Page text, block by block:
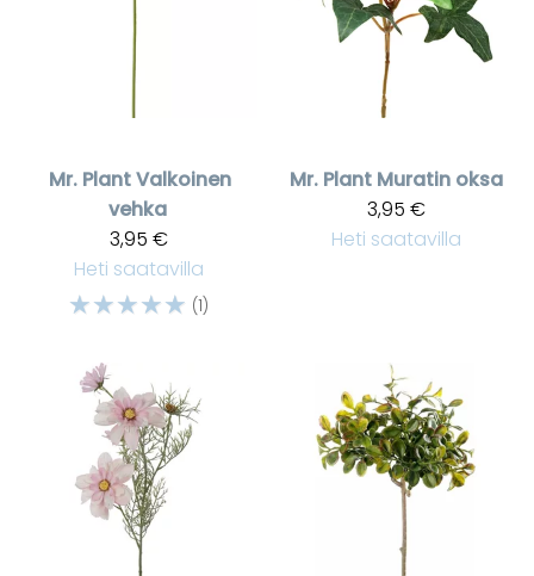
Mr. PlantValkoinen
vehka
3,95 €
Heti saatavilla
☆☆☆☆☆ (1)
Mr. Plant Muratin oksa
3,95 €
Heti saatavilla